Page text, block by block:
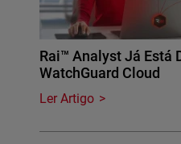
Rai™ Analyst Já Está
WatchGuard Cloud
Ler Artigo